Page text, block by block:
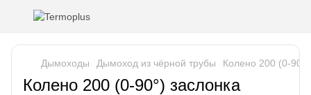
Дымоходы Дымоход из чёрной трубы Колено 200 (0-90°)
Колено 200 (0-90°) заслонка